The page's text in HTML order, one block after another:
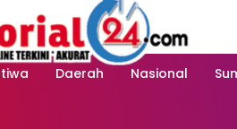
Daerah Nasional